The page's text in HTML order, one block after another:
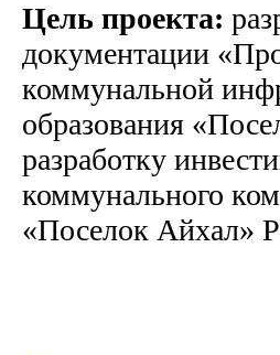
Цель проекта:
документации
коммунальной
образования
разработку
коммунального
«Поселок Айхал»